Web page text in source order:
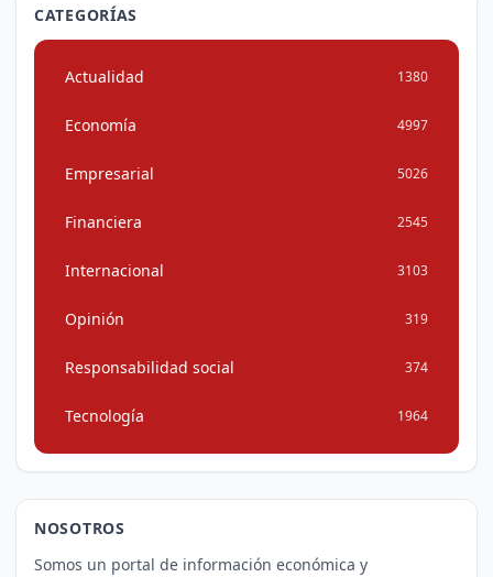
CATEGORÍAS
Actualidad 1380
Economía 4997
Empresarial 5026
Financiera 2545
Internacional 3103
Opinión 319
Responsabilidad social 374
Tecnología 1964
NOSOTROS
Somos un portal de información económica y